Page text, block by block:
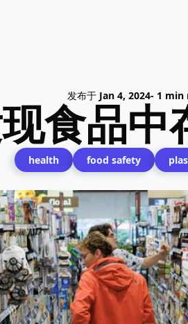
发布于 Jan 4, 2024- 1 min
食品
health food safety